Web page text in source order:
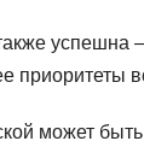
приоритеты
может